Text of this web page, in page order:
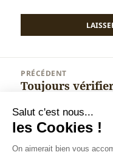
l’article
PRÉCÉDENT
Article
Toujours
Article
suivant :
Comment perdre
Adwords : cas
Salut c'est nous...
les Cookies !
On aimerait bien vous